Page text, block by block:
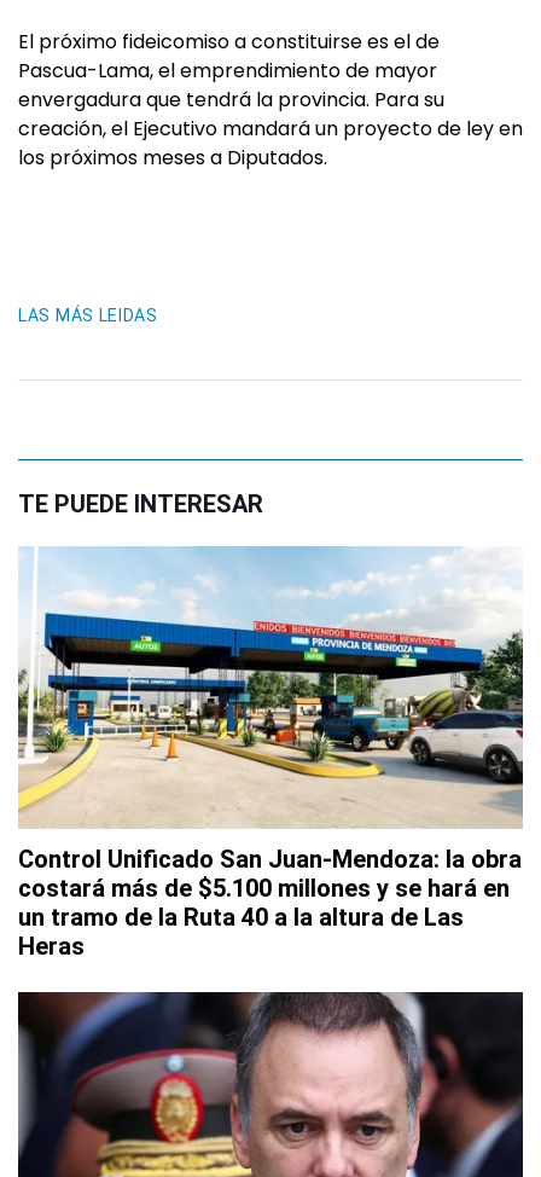
El próximo fideicomiso a constituirse es el de
Pascua-Lama, el emprendimiento de mayor
envergadura que tendrá la provincia. Para su
creación, el Ejecutivo mandará un proyecto de ley en
los próximos meses a Diputados.
LAS MÁS LEIDAS
TE PUEDE INTERESAR
Control Unificado San Juan-Mendoza: la obra
costará más de $5.100 millones y se hará en
un tramo de la Ruta 40 a la altura de Las
Heras